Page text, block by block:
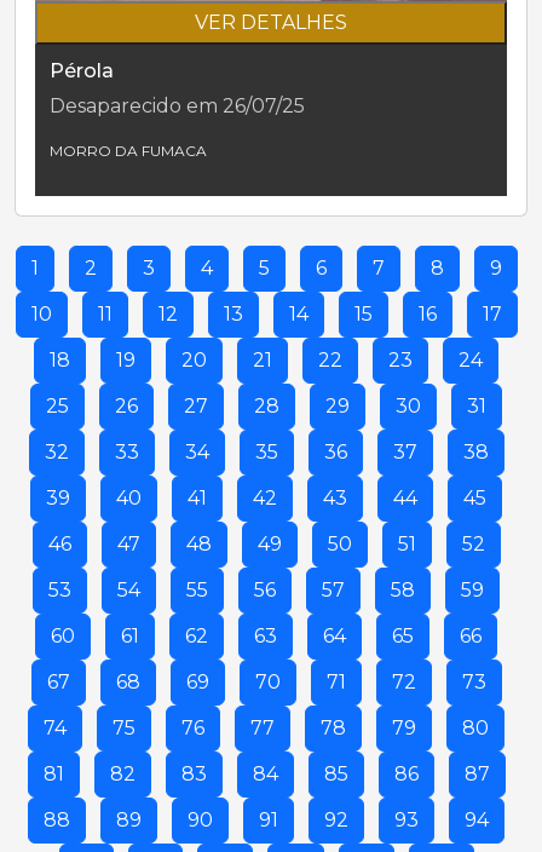
VER DETALHES
Pérola
Desaparecido em 26/07/25
MORRO DA FUMACA
1 2 3 4 5 6 7 8
9
10
11 12 13 14 15 16
17
18
19 20 21 22 23
24
25
26 27 28 29 30
31
32
33 34 35 36 37
38
39
40 41 42 43 44
45
46
47 48 49 50 51
52
53
54 55 56 57 58
59
60
61 62 63 64 65
66
67
68 69 70 71 72
73
74
75 76 77 78 79
80
81
82 83 84 85 86
87
88
89 90 91 92 93
94